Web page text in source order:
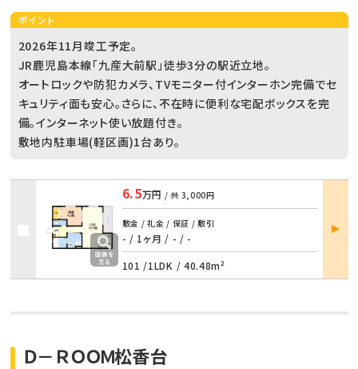
ポイント
2026年11月竣工予定。
JR鹿児島本線「九産大前駅」徒歩3分の駅近立地。
オートロックや防犯カメラ、TVモニター付インターホン完備でセ
キュリティ面も安心。さらに、不在時に便利な宅配ボックスを完
備。インターネット使い放題付き。
敷地内駐車場(軽区画)1台あり。
6.5万円 / 共 3,000円
敷金 / 礼金 / 保証 / 敷引
- / 1ヶ月 / - / -
101 /1LDK / 40.48m²
部屋
詳細
Ｄ－ＲＯＯＭ松香台